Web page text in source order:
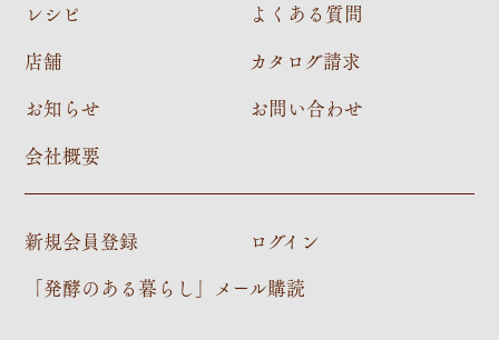
レシピ
店舗
お知らせ
会社概要
よくある質問
カタログ請求
お問い合わせ
新規会員登録
ログイン
「発酵のある暮らし」メール購読